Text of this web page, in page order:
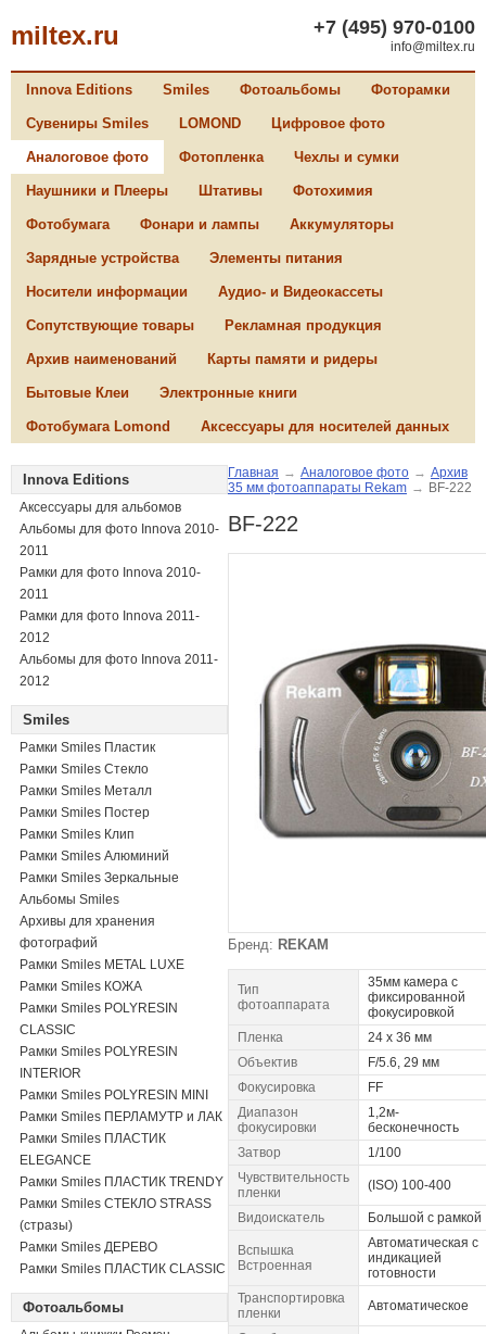
miltex.ru +7 (495) 970-0100
info@miltex.ru
Innova Editions Smiles Фотоальбомы Фоторамки
Сувениры Smiles LOMOND Цифровое фото
Аналоговое фото Фотопленка Чехлы и сумки
Наушники и Плееры Штативы Фотохимия
Фотобумага Фонари и лампы Аккумуляторы
Зарядные устройства Элементы питания
Носители информации Аудио- и Видеокассеты
Сопутствующие товары Рекламная продукция
Архив наименований Карты памяти и ридеры
Бытовые Клеи Электронные книги
Фотобумага Lomond Аксессуары для носителей данных
Innova Editions
Аксессуары для альбомов
Альбомы для фото Innova 2010-
2011
Рамки для фото Innova 2010-
2011
Рамки для фото Innova 2011-
2012
Альбомы для фото Innova 2011-
2012
Smiles
Рамки Smiles Пластик
Рамки Smiles Стекло
Рамки Smiles Металл
Рамки Smiles Постер
Рамки Smiles Клип
Рамки Smiles Алюминий
Рамки Smiles Зеркальные
Альбомы Smiles
Архивы для хранения
фотографий
Рамки Smiles METAL LUXE
Рамки Smiles КОЖА
Рамки Smiles POLYRESIN
CLASSIC
Рамки Smiles POLYRESIN
INTERIOR
Рамки Smiles POLYRESIN MINI
Рамки Smiles ПЕРЛАМУТР и ЛАК
Рамки Smiles ПЛАСТИК
ELEGANCE
Рамки Smiles ПЛАСТИК TRENDY
Рамки Smiles СТЕКЛО STRASS
(стразы)
Рамки Smiles ДЕРЕВО
Рамки Smiles ПЛАСТИК CLASSIC
Фотоальбомы
Главная → Аналоговое фото → Архив
35 мм фотоаппараты Rekam → BF-222
BF-222
Бренд: REKAM
Тип
фотоаппарата
35мм камера с
фиксированной
фокусировкой
Пленка
24 х 36 мм
Объектив
F/5.6, 29 мм
Фокусировка
FF
Диапазон
фокусировки
1,2м-
бесконечность
Затвор
1/100
Чувствительность
пленки
(ISO) 100-400
Видоискатель Большой c рамкой
Вспышка
Встроенная
Автоматическая с
индикацией
готовности
Транспортировка
пленки
Автоматическое